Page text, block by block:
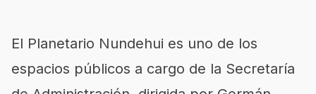
El Planetario Nundehui es uno de los
espacios públicos a cargo de la Secretaría